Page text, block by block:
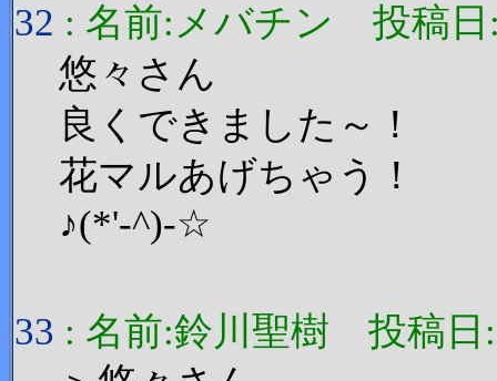
32 : 名前:メバチン 投稿日
悠々さん
良くできました～！
花マルあげちゃう！
♪(*'-^)-☆
33 : 名前:鈴川聖樹 投稿日